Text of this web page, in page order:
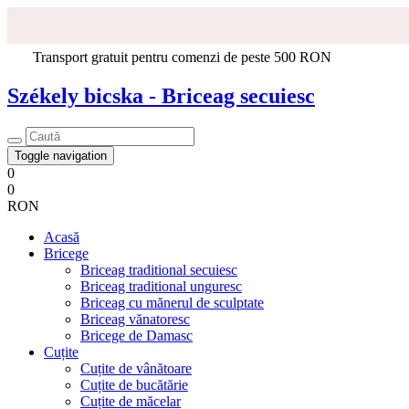
Transport gratuit pentru comenzi de peste 500 RON
Székely bicska - Briceag secuiesc
Toggle navigation
0
0
RON
Acasă
Bricege
Briceag traditional secuiesc
Briceag traditional unguresc
Briceag cu mănerul de sculptate
Briceag vănatoresc
Bricege de Damasc
Cuțite
Cuțite de vânătoare
Cuțite de bucătărie
Cuțite de măcelar